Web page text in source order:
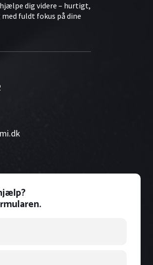
dig videre – hurtigt,
fuldt fokus på dine